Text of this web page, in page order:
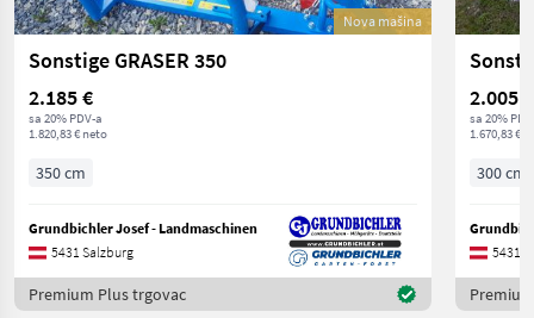
Nova mašina
Sonstige GRASER 350
2.185 €
sa 20% PDV-a
1.820,83 € neto
350 cm
Grundbichler Josef - Landmaschinen
5431 Salzburg
Premium Plus trgovac
2.005 €
sa 20%
1.670,83 €
300 cm
5431